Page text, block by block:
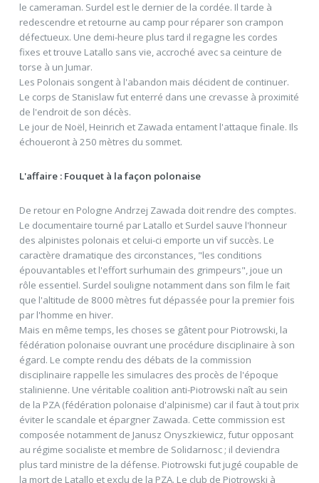
le cameraman. Surdel est le dernier de la cordée. Il tarde à
redescendre et retourne au camp pour réparer son crampon
défectueux. Une demi-heure plus tard il regagne les cordes
fixes et trouve Latallo sans vie, accroché avec sa ceinture de
torse à un Jumar.
Les Polonais songent à l'abandon mais décident de continuer.
Le corps de Stanislaw fut enterré dans une crevasse à proximité
de l'endroit de son décès.
Le jour de Noël, Heinrich et Zawada entament l'attaque finale. Ils
échoueront à 250 mètres du sommet.
L'affaire : Fouquet à la façon polonaise
De retour en Pologne Andrzej Zawada doit rendre des comptes.
Le documentaire tourné par Latallo et Surdel sauve l'honneur
des alpinistes polonais et celui-ci emporte un vif succès. Le
caractère dramatique des circonstances, "les conditions
épouvantables et l'effort surhumain des grimpeurs", joue un
rôle essentiel. Surdel souligne notamment dans son film le fait
que l'altitude de 8000 mètres fut dépassée pour la premier fois
par l'homme en hiver.
Mais en même temps, les choses se gâtent pour Piotrowski, la
fédération polonaise ouvrant une procédure disciplinaire à son
égard. Le compte rendu des débats de la commission
disciplinaire rappelle les simulacres des procès de l'époque
stalinienne. Une véritable coalition anti-Piotrowski naît au sein
de la PZA (fédération polonaise d'alpinisme) car il faut à tout prix
éviter le scandale et épargner Zawada. Cette commission est
composée notamment de Janusz Onyszkiewicz, futur opposant
au régime socialiste et membre de Solidarnosc ; il deviendra
plus tard ministre de la défense. Piotrowski fut jugé coupable de
la mort de Latallo et exclu de la PZA. Le club de Piotrowski à